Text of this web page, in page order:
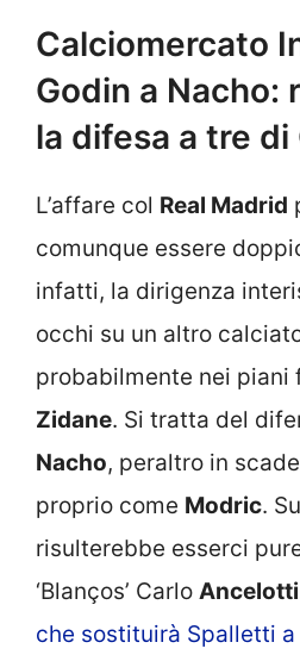
Calciomercato
Godin a Nacho:
la difesa a tre di
L’affare col Real Madrid
comunque essere
infatti, la dirigenza
occhi su un altro
probabilmente nei piani
Zidane. Si tratta del
Nacho, peraltro in
proprio come Modric.
risulterebbe esserci
‘Blanços’ Carlo Ancelotti
che sostituirà Spalletti